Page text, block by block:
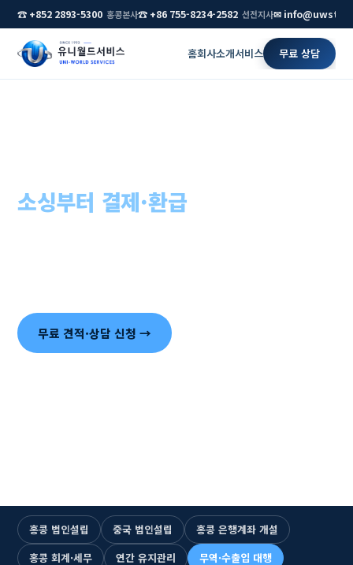
☎ +852 2893-5300 홍콩본사☎ +86 755-8234-2582 선전지사✉
홈회사소개서비스 무료 상담
소싱부터 결제·환급
무료 견적·상담 신청 →
홍콩 법인설립 중국 법인설립
홍콩 은행계좌 개설
홍콩 회계·세무
연간 유지관리 무역·수출입 대행